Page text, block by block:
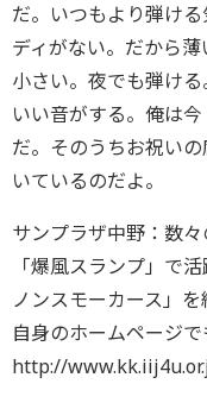
だ。いつもより弾け
ディがない。だから
小さい。夜でも弾け
いい音がする。俺は
だ。そのうちお祝い
いているのだよ。
サンプラザ中野：数
「爆風スランプ」で
ノンスモーカース」を
自身のホームページ
http://